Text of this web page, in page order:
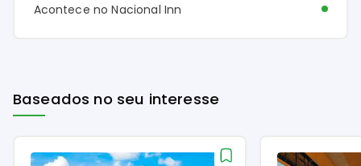
Acontece no Nacional Inn
Baseados no seu interesse